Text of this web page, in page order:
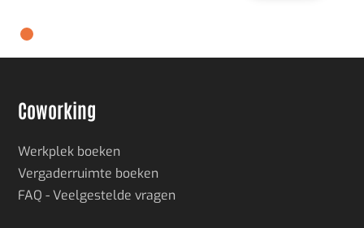
Coworking
Werkplek boeken
Vergaderruimte boeken
FAQ - Veelgestelde vragen